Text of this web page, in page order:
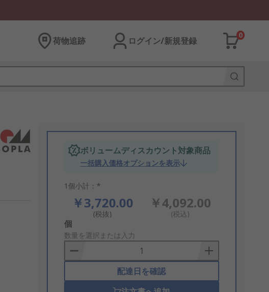
荷物追跡 ログイン/新規登録
0
ボリュームディスカウント対象商品
一括購入価格オプションを表示
1個小計：*
￥3,720.00
(税抜)
￥4,092.00
(税込)
Add
to
Basket
個
数量を選択または入力
配達日を確認